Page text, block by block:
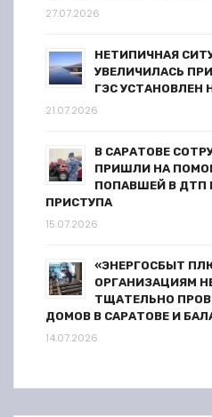
27.07.2026
НЕТИПИЧНАЯ
УВЕЛИЧИЛАСЬ
ГЭС
21.07.2026
В САРАТОВЕ
ПРИШЛИ НА
ПОПАВШЕЙ В ДТП
ПРИСТУПА
15.07.2026
«ЭНЕРГОСБЫТ
ОРГАНИЗАЦИЯМ
ТЩАТЕЛЬНО
ДОМОВ В САРАТОВЕ И
14.07.2026